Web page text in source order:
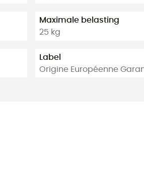
Maximale belasting
25 kg
Label
Origine Européenne